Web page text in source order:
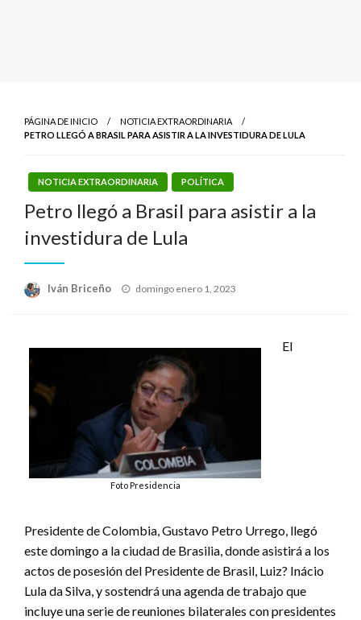
PÁGINA DE INICIO
NOTICIA EXTRAORDINARIA
PETRO LLEGÓ A BRASIL PARA ASISTIR A LA INVESTIDURA DE LULA
NOTICIA EXTRAORDINARIA POLÍTICA
Petro llegó a Brasil para asistir a la
investidura de Lula
Iván Briceño
Publicado
domingo enero 1, 2023
Foto Presidencia
El
Presidente de Colombia, Gustavo Petro Urrego, llegó
este domingo a la ciudad de Brasilia, donde asistirá a los
actos de posesión del Presidente de Brasil, Luiz? Inácio
Lula da Silva, y sostendrá una agenda de trabajo que
incluye una serie de reuniones bilaterales con presidentes